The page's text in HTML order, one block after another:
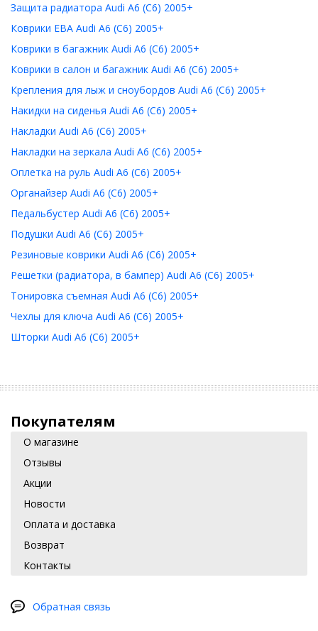
Защита радиатора Audi A6 (C6) 2005+
Коврики ЕВА Audi A6 (C6) 2005+
Коврики в багажник Audi A6 (C6) 2005+
Коврики в салон и багажник Audi A6 (C6) 2005+
Крепления для лыж и сноубордов Audi A6 (C6) 2005+
Накидки на сиденья Audi A6 (C6) 2005+
Накладки Audi A6 (C6) 2005+
Накладки на зеркала Audi A6 (C6) 2005+
Оплетка на руль Audi A6 (C6) 2005+
Органайзер Audi A6 (C6) 2005+
Педальбустер Audi A6 (C6) 2005+
Подушки Audi A6 (C6) 2005+
Резиновые коврики Audi A6 (C6) 2005+
Решетки (радиатора, в бампер) Audi A6 (C6) 2005+
Тонировка съемная Audi A6 (C6) 2005+
Чехлы для ключа Audi A6 (C6) 2005+
Шторки Audi A6 (C6) 2005+
Покупателям
О магазине
Отзывы
Акции
Новости
Оплата и доставка
Возврат
Контакты
Обратная связь